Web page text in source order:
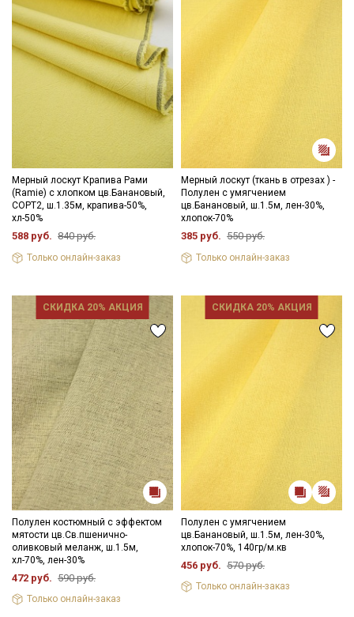
Мерный лоскут Крапива Рами
(Ramie) с хлопком цв.Банановый,
СОРТ2, ш.1.35м, крапива-50%,
хл-50%
588 руб. 840 руб.
Только онлайн-заказ
Мерный лоскут (ткань в отрезах ) -
Полулен с умягчением
цв.Банановый, ш.1.5м, лен-30%,
хлопок-70%
385 руб. 550 руб.
Только онлайн-заказ
СКИДКА 20% АКЦИЯ
Полулен костюмный с эффектом
мятости цв.Св.пшенично-
оливковый меланж, ш.1.5м,
хл-70%, лен-30%
472 руб. 590 руб.
Только онлайн-заказ
СКИДКА 20% АКЦИЯ
Полулен с умягчением
цв.Банановый, ш.1.5м, лен-30%,
хлопок-70%, 140гр/м.кв
456 руб. 570 руб.
Только онлайн-заказ